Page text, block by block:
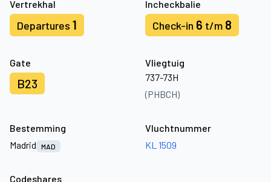
Vertrekhal
Departures 1
Incheckbalie
Check-in 6 t/m 8
Gate
B23
Vliegtuig
737-73H
(PHBCH)
Bestemming
Madrid
MAD
Vluchtnummer
KL 1509
Codeshares